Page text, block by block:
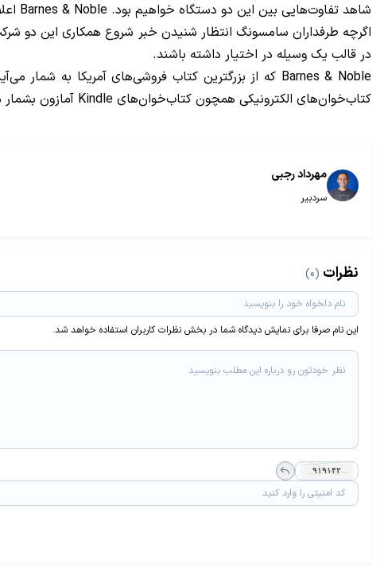
شاهد تفاوت‌هایی بین این دو دستگاه خواهیم بود. Barnes & Noble اعلام کرده این دستگاه را از فروشگاه‌های B&M خود و همچنین وب سایت‌اش به فروش خواهد رساند.
در قالب یک وسیله در اختیار داشته باشند.
کتاب‌خوان‌های الکترونیکی همچون کتاب‌خوان‌های Kindle آمازون بشمار می‌روند.
مهرداد رجبی
سردبیر
نظرات (0)
این نام صرفا برای نمایش دیدگاه شما در بخش نظرات کاربران استفاده خواهد شد.